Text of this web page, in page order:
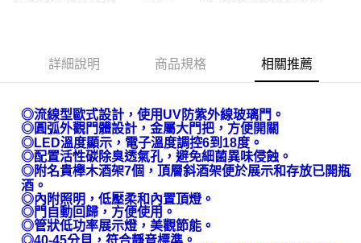
２．訂單成立數日內，您將收到繳費通知簡訊。
３．收到繳費通知簡訊後14天內，點擊此簡訊中的連結，可透過四大超商／
購買商品的店家。未經商家同意取消之訂單仍視為有效，需透過AFTEE先享
後付繳納相關費用。
※ 交易是否成功請以「AFTEE先享後付 」之結帳頁面顯示為準，若有關於
是否繳費成功／繳費後需取消欲退款等相關疑問，請聯繫「AFTEE先享後付
客戶支援中心」https://netprotections.freshdesk.com/support/home
【注意事項】
１．透過由恩沛科技股份有限公司提供之「AFTEE先享後付」服務完成之交
易，需依本服務之必要範圍內提供個人資料，並將交易相關給付款項請求債
詳細說明 商品規格 相關推薦
◎流線型歐式設計，使用UV防紫外線玻璃門。
◎圓弧外觀門體設計，金屬大門把，方便開關
◎LED溫度顯示，電子溫度調控6到18度。
◎配置活性碳除臭透氣孔，避免細菌異味侵蝕。
◎附名貴櫸木酒架7個，頂層斜酒架便於展示和存放已開瓶
酒。
◎內附照明，低壓柔和內置頂燈。
◎門自動回歸，方便使用。
◎管狀低功率展示燈，美觀節能。
◎40-45分貝，符合靜音標準。